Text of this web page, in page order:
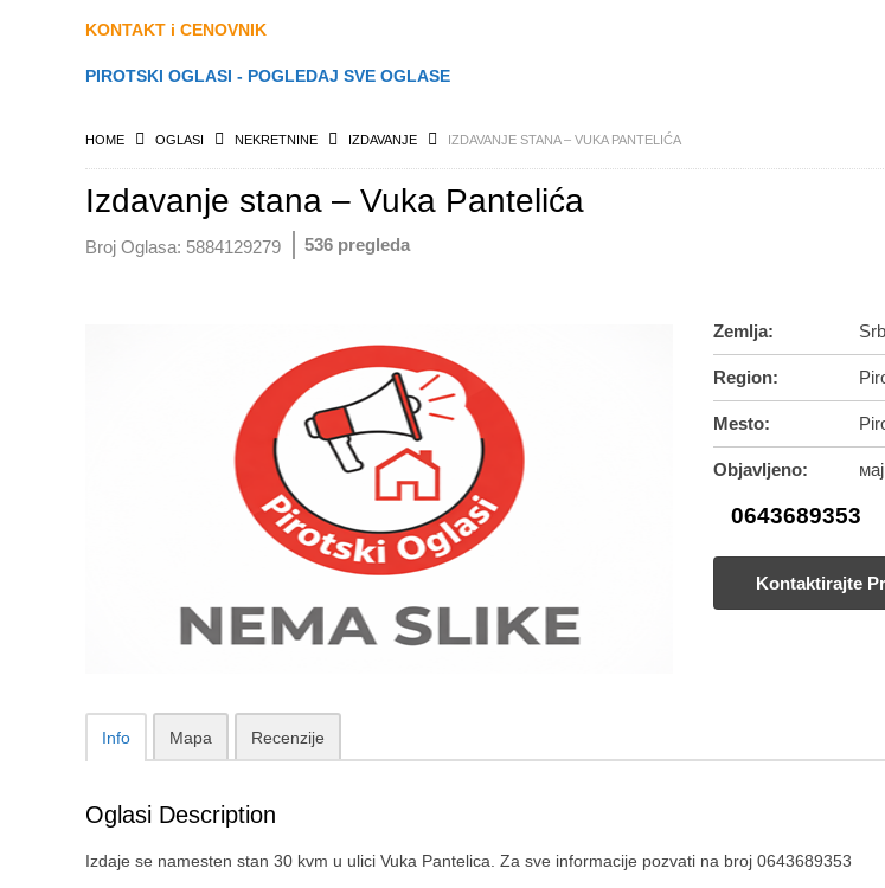
KONTAKT i CENOVNIK
PIROTSKI OGLASI - POGLEDAJ SVE OGLASE
HOME OGLASI NEKRETNINE IZDAVANJE IZDAVANJE STANA – VUKA PANTELIĆA
Izdavanje stana – Vuka Pantelića
Broj Oglasa: 5884129279 536 pregleda
Zemlja:
Region:
Mesto:
Objavljeno:
0643689353
Kontaktirajte
Info Mapa Recenzije
Oglasi Description
Izdaje se namesten stan 30 kvm u ulici Vuka Pantelica. Za sve informacije pozvati na broj 0643689353